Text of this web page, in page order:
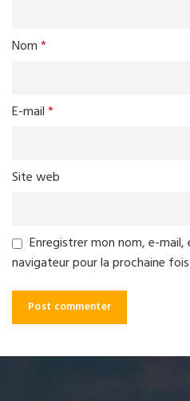
Nom*
E-mail*
Site web
Enregistrer mon nom, e-
navigateur pour la prochaine